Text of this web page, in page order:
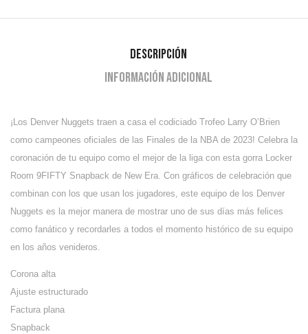
Descripción
Información adicional
¡Los Denver Nuggets traen a casa el codiciado Trofeo Larry O’Brien
como campeones oficiales de las Finales de la NBA de 2023! Celebra la
coronación de tu equipo como el mejor de la liga con esta gorra Locker
Room 9FIFTY Snapback de New Era. Con gráficos de celebración que
combinan con los que usan los jugadores, este equipo de los Denver
Nuggets es la mejor manera de mostrar uno de sus días más felices
como fanático y recordarles a todos el momento histórico de su equipo
en los años venideros.
Corona alta
Ajuste estructurado
Factura plana
Snapback